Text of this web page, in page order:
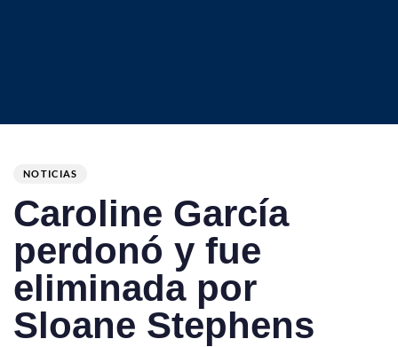
IN:
NOTICIAS
Caroline García
perdonó y fue
eliminada por
Sloane Stephens